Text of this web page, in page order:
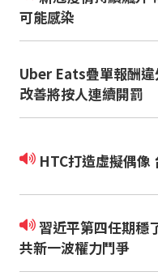
可能感染
Uber Eats疊單報酬
改善將按人連續開罰
HTC打造虛擬偶像
習近平第四任期穩了？從五中全會解析中
共新一波權力鬥爭